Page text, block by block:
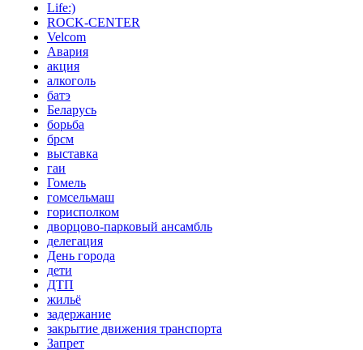
Life:)
ROCK-CENTER
Velcom
Авария
акция
алкоголь
батэ
Беларусь
борьба
брсм
выставка
гаи
Гомель
гомсельмаш
горисполком
дворцово-парковый ансамбль
делегация
День города
дети
ДТП
жильё
задержание
закрытие движения транспорта
Запрет